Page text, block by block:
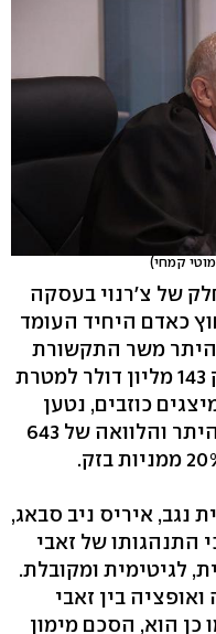
קמחי)
של צ'רנוי בעסקה
כאדם היחיד העומד
היתר משר התקשורת
והלוואה מהבנקים. צ'רנוי סיפק 143 מליון דולר למטרת
כוזבים, נטען
בכתב האישום, הם קיבלו את ההיתר והלוואה של 643
נגב, איריס ניב סבאג,
התנהגותו של זאבי
לגיטימית ומקובלת.
בין זאבי
כן הוא, הסכם מימון